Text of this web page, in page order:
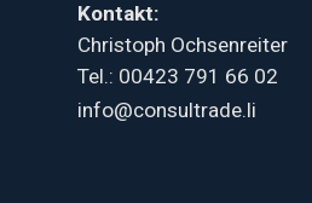
Kontakt:
Christoph Ochsenreiter
Tel.: 00423 791 66 02
info@consultrade.li